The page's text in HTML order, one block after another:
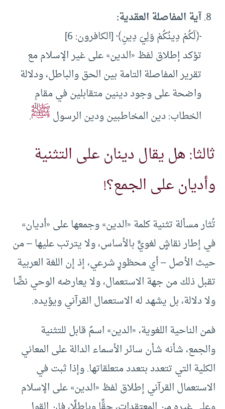
آية المفاصلة العقدية:
﴿لَكُمْ دِينُكُمْ وَلِيَ دِينِ﴾ [الكافرون: 6]
تؤكد إطلاق لفظ «الدين» على غير الإسلام مع
تقرير المفاصلة التامة بين الحق والباطل، ودلالة
واضحة على وجود دينين متقابلين في مقام
الخطاب: دين المخاطبين ودين الرسولﷺ.
ثالثا: هل يقال دينان على التثنية
وأديان على الجمع؟!
تُثار مسألة تثنية كلمة «الدين» وجمعها على «أديان»
في إطار نقاشٍ لغويٍّ بالأساس، ولا يترتب عليها – من
حيث الأصل – أي محظورٍ شرعي، إذ إن اللغة العربية
تقبل ذلك من جهة الاستعمال، ولا يعارضه الوحي نصًّا
ولا دلالة، بل يشهد له الاستعمال القرآني ويؤيده.
فمن الناحية اللغوية، «الدين» اسمٌ قابل للتثنية
والجمع، شأنه شأن سائر الأسماء الدالة على المعاني
الكلية التي تتعدد بتعدد متعلقاتها. وإذا ثبت في
الاستعمال القرآني إطلاق لفظ «الدين» على الإسلام